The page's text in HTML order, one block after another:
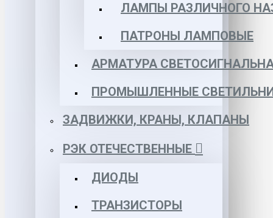
ЛАМПЫ РАЗЛИЧНОГО
ПАТРОНЫ ЛАМПОВЫЕ
АРМАТУРА
ПРОМЫШЛЕННЫЕ
ЗАДВИЖКИ, КРАНЫ, КЛАПАНЫ
РЭК ОТЕЧЕСТВЕННЫЕ
ДИОДЫ
ТРАНЗИСТОРЫ